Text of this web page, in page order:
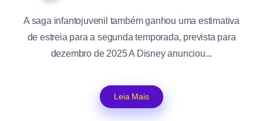
A saga infantojuvenil também ganhou uma estimativa
de estreia para a segunda temporada, prevista para
dezembro de 2025 A Disney anunciou...
Leia Mais